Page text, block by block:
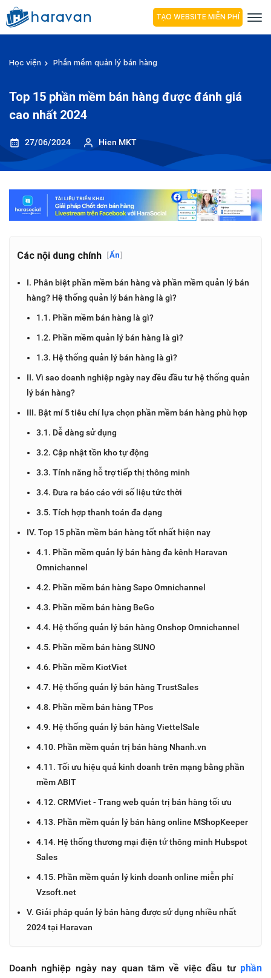
TẠO WEBSITE MIỄN PHÍ
Học viện Phần mềm quản lý bán hàng
Top 15 phần mềm bán hàng được đánh giá
cao nhất 2024
27/06/2024 Hien MKT
Các nội dung chính [Ẩn]
I. Phân biệt phần mềm bán hàng và phần mềm quản lý bán
hàng? Hệ thống quản lý bán hàng là gì?
1.1. Phần mềm bán hàng là gì?
1.2. Phần mềm quản lý bán hàng là gì?
1.3. Hệ thống quản lý bán hàng là gì?
II. Vì sao doanh nghiệp ngày nay đều đầu tư hệ thống quản
lý bán hàng?
III. Bật mí 5 tiêu chí lựa chọn phần mềm bán hàng phù hợp
3.1. Dễ dàng sử dụng
3.2. Cập nhật tồn kho tự động
3.3. Tính năng hỗ trợ tiếp thị thông minh
3.4. Đưa ra báo cáo với số liệu tức thời
3.5. Tích hợp thanh toán đa dạng
IV. Top 15 phần mềm bán hàng tốt nhất hiện nay
4.1. Phần mềm quản lý bán hàng đa kênh Haravan
Omnichannel
4.2. Phần mềm bán hàng Sapo Omnichannel
4.3. Phần mềm bán hàng BeGo
4.4. Hệ thống quản lý bán hàng Onshop Omnichannel
4.5. Phần mềm bán hàng SUNO
4.6. Phần mềm KiotViet
4.7. Hệ thống quản lý bán hàng TrustSales
4.8. Phần mềm bán hàng TPos
4.9. Hệ thống quản lý bán hàng ViettelSale
4.10. Phần mềm quản trị bán hàng Nhanh.vn
4.11. Tối ưu hiệu quả kinh doanh trên mạng bằng phần
mềm ABIT
4.12. CRMViet - Trang web quản trị bán hàng tối ưu
4.13. Phần mềm quản lý bán hàng online MShopKeeper
4.14. Hệ thống thương mại điện tử thông minh Hubspot
Sales
4.15. Phần mềm quản lý kinh doanh online miễn phí
Vzsoft.net
V. Giải pháp quản lý bán hàng được sử dụng nhiều nhất
2024 tại Haravan
Doanh nghiệp ngày nay quan tâm về việc đầu tư phần